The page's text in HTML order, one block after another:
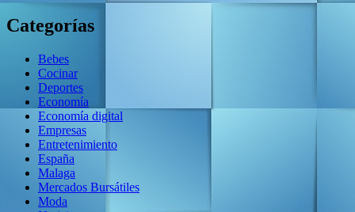
Categorías
Bebes
Cocinar
Deportes
Economía
Economía digital
Empresas
Entretenimiento
España
Malaga
Mercados Bursátiles
Moda